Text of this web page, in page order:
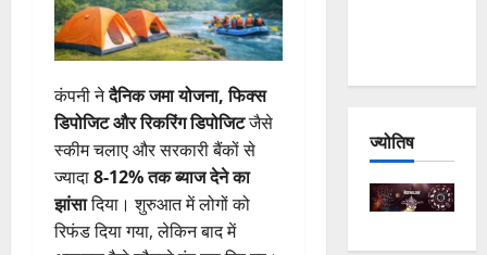
कंपनी नेदैनिक जमा योजना, फिक्स
डिपोजिट और रिकरिंग डिपोजिटजैसे
स्कीम चलाए और सरकारी बैंकों से
ज्यादा8-12% तक ब्याज देने का
झांसादिया। शुरुआत में लोगों को
रिफंड दिया गया, लेकिन बाद में
ज्योतिष